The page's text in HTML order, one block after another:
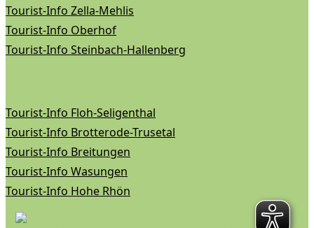
Tourist-Info Zella-Mehlis
Tourist-Info Oberhof
Tourist-Info Steinbach-Hallenberg
Tourist-Info Floh-Seligenthal
Tourist-Info Brotterode-Trusetal
Tourist-Info Breitungen
Tourist-Info Wasungen
Tourist-Info Hohe Rhön